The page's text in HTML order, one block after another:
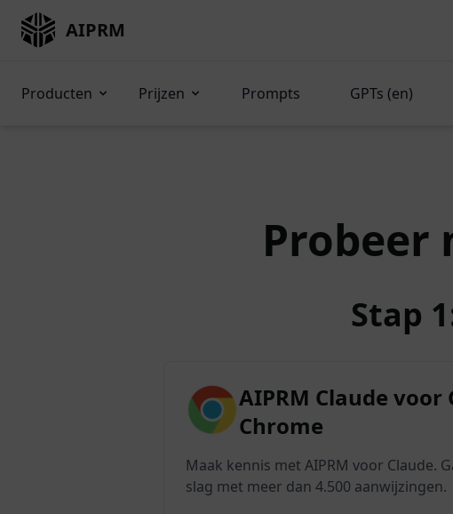
AIPRM
Producten Prijzen Prompts GPTs (en)
Probeer
Stap
AIPRM Claude voor
Chrome
Maak kennis met AIPRM voor Claude.
slag met meer dan 4.500 aanwijzingen.